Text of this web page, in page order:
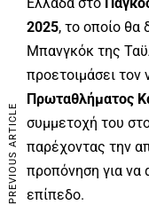
Ελλάδα στο
2025, το οποίο θα
Μπανγκόκ της
προετοιμάσει τον
Πρωταθλήματος
συμμετοχή του
παρέχοντας την
προπόνηση για να
επίπεδο.
PREVIOUS ARTICLE